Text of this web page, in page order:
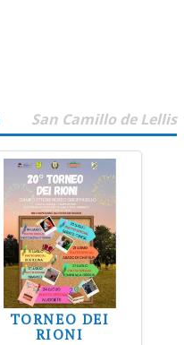
San Camillo de Lellis
TORNEO DEI
RIONI